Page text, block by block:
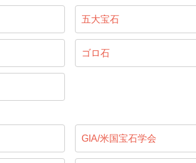
五大宝石
ゴロ石
GIA/米国宝石学会